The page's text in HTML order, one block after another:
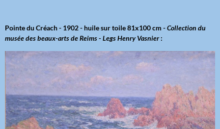
Pointe du Créach - 1902 - huile sur toile 81x100 cm -Collection du
musée des beaux-arts de Reims - Legs Henry Vasnier: